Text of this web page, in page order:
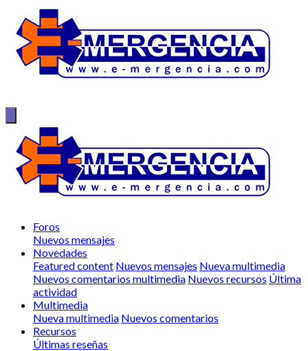
Foros
Nuevos mensajes
Novedades
Featured content Nuevos mensajes Nueva multimedia
Nuevos comentarios multimedia Nuevos recursos Última
actividad
Multimedia
Nueva multimedia Nuevos comentarios
Recursos
Últimas reseñas